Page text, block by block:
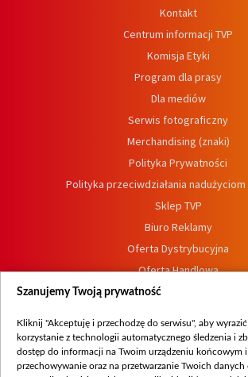
Kontakt
Centrum informacji TVP
Komisja Etyki
Program dla prasy
Dla mediów
Serwis fotograficzny
Merchandising (znaki)
Polityka Prywatności
Polityka przeciwdziałania
Sklep TVP
Biuro Reklamy
Oferta Dystrybucyjna
Oferta Handlowa
Dostępność
Procedura zgłoszeń
Szanujemy Twoją prywatność
Kliknij "Akceptuję i przechodzę do serwisu", aby
korzystanie z technologii automatycznego śledzenia i
dostęp do informacji na Twoim urządzeniu końcowym
przechowywanie oraz na przetwarzanie Twoich danych